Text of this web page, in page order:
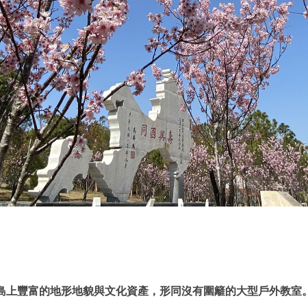
豐富的地形地貌與文化資產，形同沒有圍籬的大型戶外教室。